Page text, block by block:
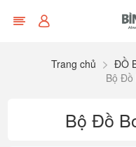
Trang chủ ĐỒ
Bộ Đồ
Bộ Đồ